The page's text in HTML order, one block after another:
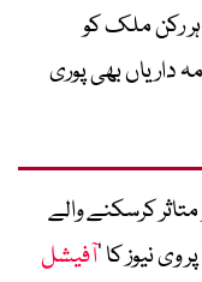
رکن ملک کو
داریاں بھی پوری
کرسکنے والے
نیوز کا ’آفیشل